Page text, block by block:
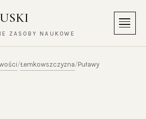
ZASOBY NAUKOWE
Menu
/Łemkowszczyzna/Puławy